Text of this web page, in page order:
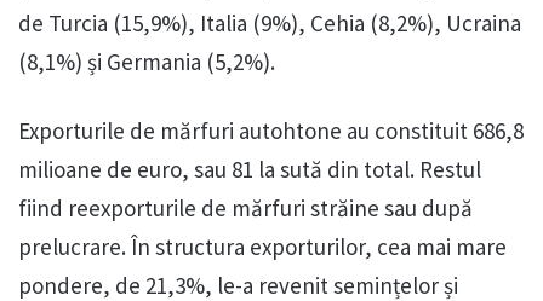
de Turcia (15,9%), Italia (9%), Cehia (8,2%), Ucraina
(8,1%) și Germania (5,2%).
Exporturile de mărfuri autohtone au constituit 686,8
milioane de euro, sau 81 la sută din total. Restul
fiind reexporturile de mărfuri străine sau după
prelucrare. În structura exporturilor, cea mai mare
pondere, de 21,3%, le-a revenit semințelor și